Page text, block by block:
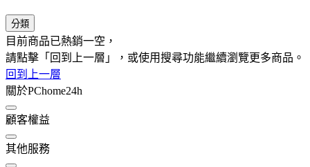
分類
目前商品已熱銷一空，
請點擊「回到上一層」，或使用搜尋功能繼續瀏覽更多商品。
回到上一層
關於PChome24h
顧客權益
其他服務